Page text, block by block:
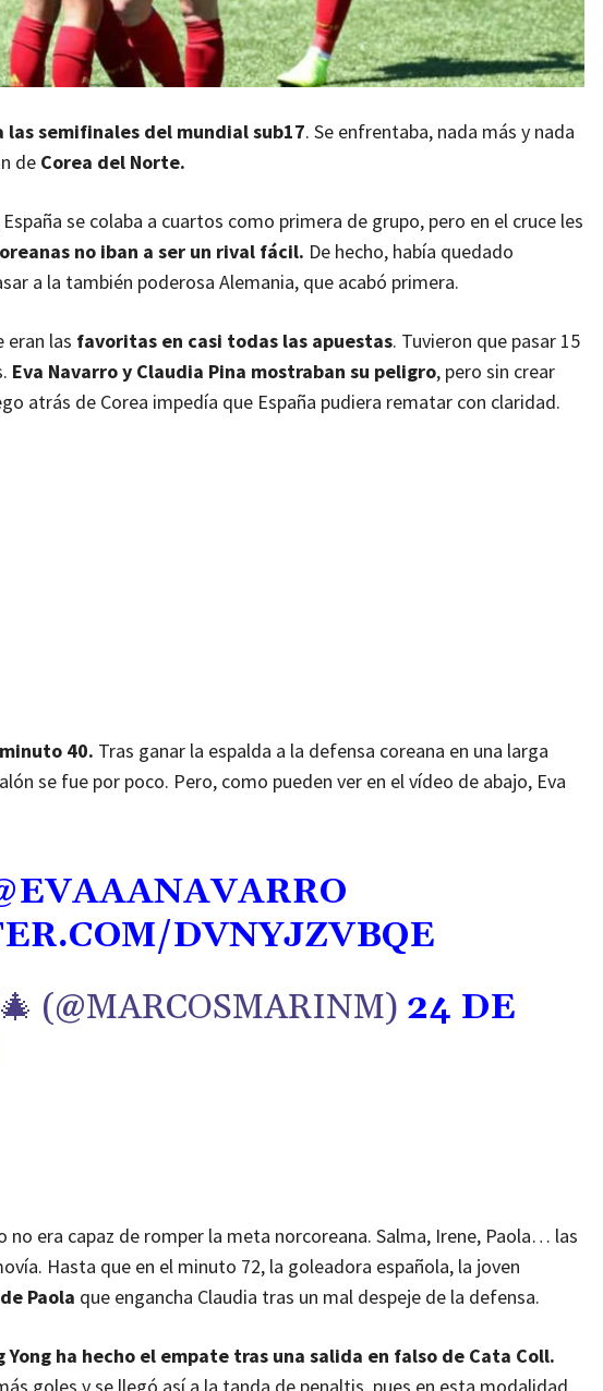
las semifinales del mundial sub17. Se enfrentaba, nada más y nada
de Corea del Norte.
España se colaba a cuartos como primera de grupo, pero en el cruce les
no iban a ser un rival fácil. De hecho, había quedado
a la también poderosa Alemania, que acabó primera.
eran las favoritas en casi todas las apuestas. Tuvieron que pasar 15
Eva Navarro y Claudia Pina mostraban su peligro, pero sin crear
atrás de Corea impedía que España pudiera rematar con claridad.
40. Tras ganar la espalda a la defensa coreana en una larga
se fue por poco. Pero, como pueden ver en el vídeo de abajo, Eva
DVNYJZVBQE
(@MARCOSMARINM) 24 DE
no era capaz de romper la meta norcoreana. Salma, Irene, Paola… las
Hasta que en el minuto 72, la goleadora española, la joven
Paola que engancha Claudia tras un mal despeje de la defensa.
Yong ha hecho el empate tras una salida en falso de Cata Coll.